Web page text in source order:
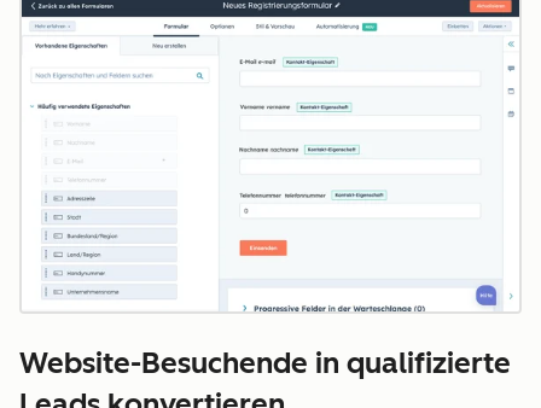
Website-Besuchende in qualifizierte